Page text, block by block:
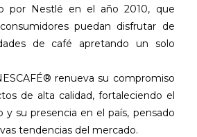
por Nestlé en el año 2010, que
puedan disfrutar de
de café apretando un solo
renueva su compromiso
de alta calidad, fortaleciendo el
y su presencia en el país, pensado
tendencias del mercado.